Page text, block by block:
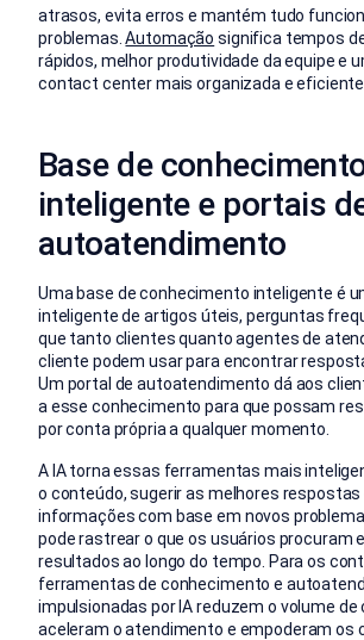
atrasos, evita erros e mantém tudo
problemas.Automação significa tempos
rápidos, melhor produtividade da equipe e
contact center mais organizada e eficiente.
Base de
inteligente e portais
autoatendimento
Uma base de conhecimento inteligente é
inteligente de artigos úteis, perguntas
que tanto clientes quanto agentes de
cliente podem usar para encontrar
Um portal de autoatendimento dá aos
a esse conhecimento para que possam
por conta própria a qualquer momento.
A IA torna essas ferramentas mais
o conteúdo, sugerir as melhores
informações com base em novos
pode rastrear o que os usuários procuram
resultados ao longo do tempo. Para os
ferramentas de conhecimento e
impulsionadas por IA reduzem o volume de
aceleram o atendimento e empoderam os